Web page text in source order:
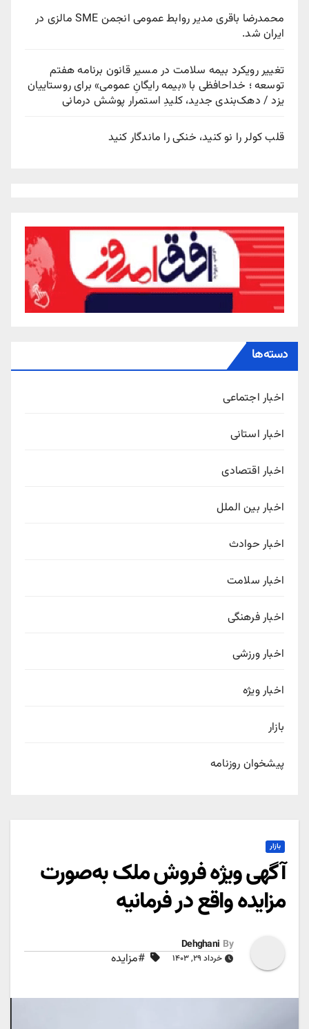
محمدرضا باقری مدیر روابط عمومی انجمن SME مالزی در
ایران شد.
تغییر رویکرد بیمه سلامت در مسیر قانون برنامه هفتم
توسعه ؛ خداحافظی با «بیمه رایگانِ عمومی» برای روستاییان
یزد / دهک‌بندی جدید، کلیدِ استمرار پوشش درمانی
قلب کولر را نو کنید، خنکی را ماندگار کنید
دسته‌ها
اخبار اجتماعی
اخبار استانی
اخبار اقتصادی
اخبار بین الملل
اخبار حوادث
اخبار سلامت
اخبار فرهنگی
اخبار ورزشی
اخبار ویژه
بازار
پیشخوان روزنامه
بازار
آگهی ویژه فروش ملک به‌صورت
مزایده واقع در فرمانیه
By
Dehghani
خرداد ۲۹, ۱۴۰۳ #مزایده